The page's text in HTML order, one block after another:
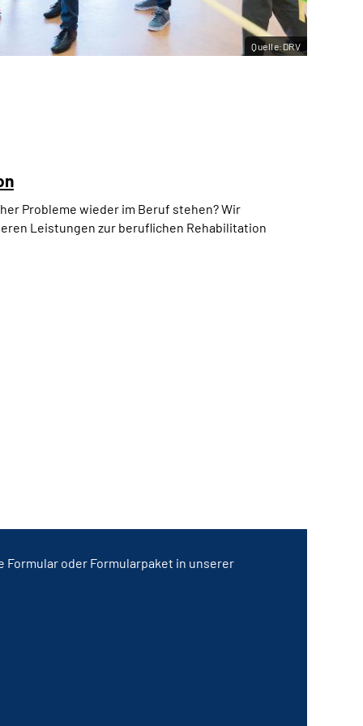
Quelle:DRV
Probleme wieder im Beruf stehen? Wir
Leistungen zur beruflichen Rehabilitation
Formular oder Formularpaket in unserer